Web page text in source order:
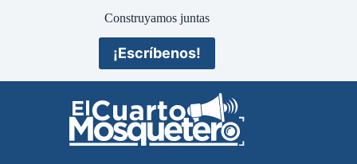
Construyamos juntas
¡Escríbenos!